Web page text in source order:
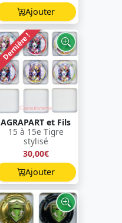
Ajouter
Dernière !
AGRAPART et Fils
15 à 15e Tigre
stylisé
30,00€
Ajouter